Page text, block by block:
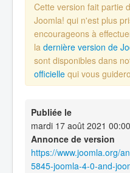
Cette version fait partie
Joomla! qui n'est plus
encourageons à
la dernière version de
sont disponibles dans
officielle qui vous
Publiée le
mardi 17 août 2021 00:00
Annonce de version
https://www.joomla.org/
5845-joomla-4-0-and-